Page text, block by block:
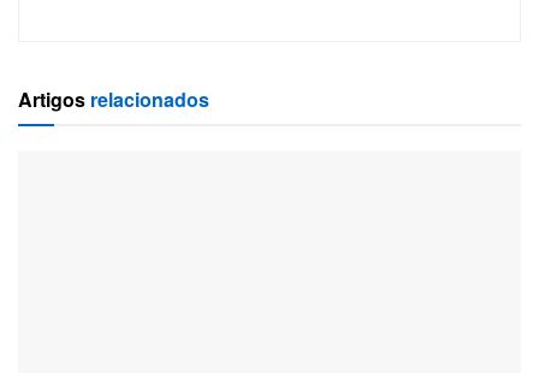
Artigos relacionados